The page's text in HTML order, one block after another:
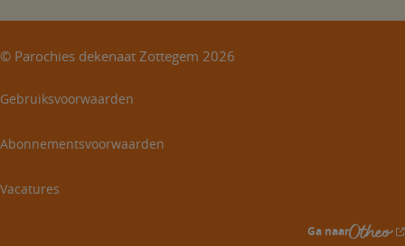
© Parochies dekenaat Zottegem 2026
Gebruiksvoorwaarden
Abonnementsvoorwaarden
Vacatures
Ga naar